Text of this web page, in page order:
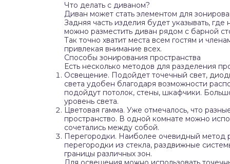
Что делать с диваном?
Диван может стать элементом для
Задняя часть изделия будет указывать,
можно разместить диван рядом с барной
Так точно хватит места всем гостям и
привлекая внимание всех.
Способы зонирования пространства
Есть несколько методов для разделения
Освещение. Подойдет точечный свет,
света удобен благодаря возможности
подойдут потолок, стены, шкафчики.
уровень света.
Цветовая гамма. Уже отмечалось, что
пространство. В одной комнате можно
сочетались между собой.
Перегородки. Наиболее очевидный метод
перегородки из стекла, раздвижные
границы различных зон.